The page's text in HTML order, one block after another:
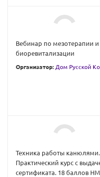
Вебинар по мезотерапии и
биоревитализации
Организатор: Дом Русской
Техника работы канюлями.
Практический курс с
сертификата. 18 баллов